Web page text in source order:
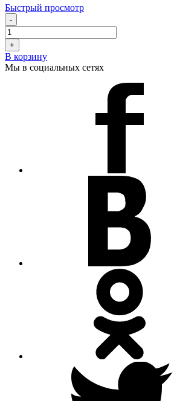
Быстрый просмотр
-
+
В корзину
Мы в социальных сетях